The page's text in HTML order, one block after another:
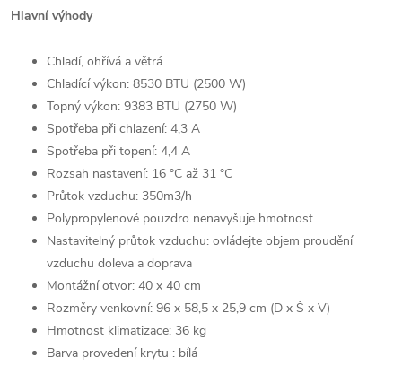
Hlavní výhody
Chladí, ohřívá a větrá
Chladící výkon: 8530 BTU (2500 W)
Topný výkon: 9383 BTU (2750 W)
Spotřeba při chlazení: 4,3 A
Spotřeba při topení: 4,4 A
Rozsah nastavení: 16 °C až 31 °C
Průtok vzduchu: 350m3/h
Polypropylenové pouzdro nenavyšuje hmotnost
Nastavitelný průtok vzduchu: ovládejte objem proudění
vzduchu doleva a doprava
Montážní otvor: 40 x 40 cm
Rozměry venkovní: 96 x 58,5 x 25,9 cm (D x Š x V)
Hmotnost klimatizace: 36 kg
Barva provedení krytu : bílá